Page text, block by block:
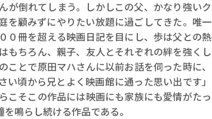
が倒れてしまう。しかしこの父、かなり強いク
を顧みずにやりたい放題に過ごしてきた。唯一
０冊を超える映画日記を目にし、歩は父との熱
ちろん、親子、友人とそれぞれの絆を強くし
とで原田マハさんに以前お話を伺った時に、
い頃から兄とよく映画館に通った思い出です」
こそこの作品には映画にも家族にも愛情がたっ
鳴らし続ける作品である。